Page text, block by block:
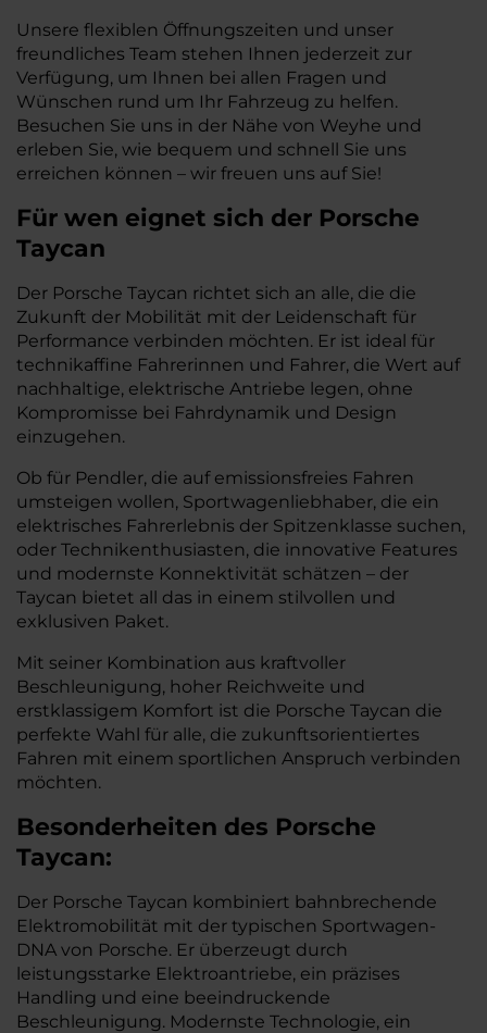
Unsere flexiblen Öffnungszeiten und unser
freundliches Team stehen Ihnen jederzeit zur
Verfügung, um Ihnen bei allen Fragen und
Wünschen rund um Ihr Fahrzeug zu helfen.
Besuchen Sie uns in der Nähe von Weyhe und
erleben Sie, wie bequem und schnell Sie uns
erreichen können – wir freuen uns auf Sie!
Für wen eignet sich der Porsche
Taycan
Der Porsche Taycan richtet sich an alle, die die
Zukunft der Mobilität mit der Leidenschaft für
Performance verbinden möchten. Er ist ideal für
technikaffine Fahrerinnen und Fahrer, die Wert auf
nachhaltige, elektrische Antriebe legen, ohne
Kompromisse bei Fahrdynamik und Design
einzugehen.
Ob für Pendler, die auf emissionsfreies Fahren
umsteigen wollen, Sportwagenliebhaber, die ein
elektrisches Fahrerlebnis der Spitzenklasse suchen,
oder Technikenthusiasten, die innovative Features
und modernste Konnektivität schätzen – der
Taycan bietet all das in einem stilvollen und
exklusiven Paket.
Mit seiner Kombination aus kraftvoller
Beschleunigung, hoher Reichweite und
erstklassigem Komfort ist die Porsche Taycan die
perfekte Wahl für alle, die zukunftsorientiertes
Fahren mit einem sportlichen Anspruch verbinden
möchten.
Besonderheiten des Porsche
Taycan:
Der Porsche Taycan kombiniert bahnbrechende
Elektromobilität mit der typischen Sportwagen-
DNA von Porsche. Er überzeugt durch
leistungsstarke Elektroantriebe, ein präzises
Handling und eine beeindruckende
Beschleunigung. Modernste Technologie, ein